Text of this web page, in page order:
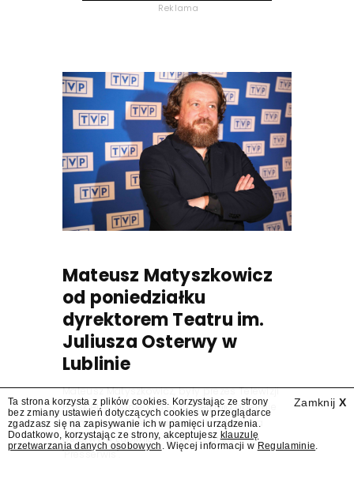
Reklama
Mateusz Matyszkowicz
od poniedziałku
dyrektorem Teatru im.
Juliusza Osterwy w
Lublinie
Mateusz Matyszkowicz, były prezes Telewizji
Polskiej, w poniedziałek 10 sierpnia obejmie
stanowisko dyrektora Teatru im. Juliusza
Osterwy w Lublinie – dowiedział się
"Presserwis".
Zamknij X
Ta strona korzysta z plików cookies. Korzystając ze strony
bez zmiany ustawień dotyczących cookies w przeglądarce
zgadzasz się na zapisywanie ich w pamięci urządzenia.
Dodatkowo, korzystając ze strony, akceptujesz klauzulę
przetwarzania danych osobowych . Więcej informacji w Regulaminie.